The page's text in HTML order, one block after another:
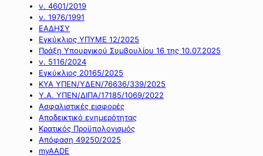
ν. 4601/2019
ν. 1976/1991
ΕΑΔΗΣΥ
Εγκύκλιος ΥΠΥΜΕ 12/2025
Πράξη Υπουργικού Συμβουλίου 16 της 10.07.2025
ν. 5116/2024
Εγκύκλιος 20165/2025
ΚΥΑ ΥΠΕΝ/ΥΔΕΝ/76636/339/2025
Υ.Α. ΥΠΕΝ/ΔΙΠΑ/17185/1069/2022
Ασφαλιστικές εισφορές
Αποδεικτικό ενημερότητας
Κρατικός Προϋπολογισμός
Απόφαση 49250/2025
myAADE